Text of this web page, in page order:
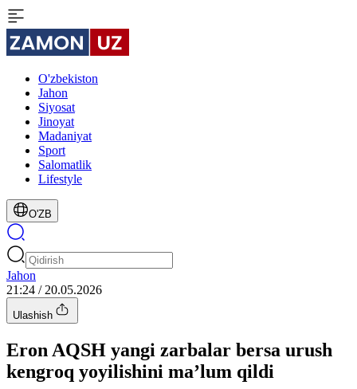
O'zbekiston
Jahon
Siyosat
Jinoyat
Madaniyat
Sport
Salomatlik
Lifestyle
O'ZB
Jahon
21:24 / 20.05.2026
Ulashish
Eron AQSH yangi zarbalar bersa urush
kengroq yoyilishini ma’lum qildi